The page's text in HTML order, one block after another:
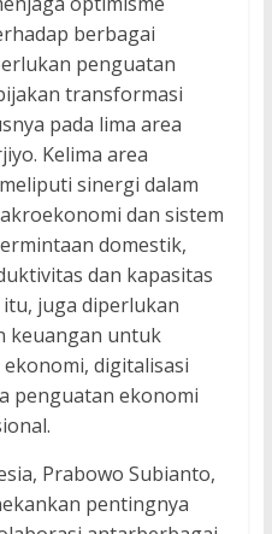
berbagai
penguatan
transformasi
pada lima area
Kelima area
sinergi dalam
dan sistem
domestik,
dan kapasitas
juga diperlukan
keuangan untuk
digitalisasi
penguatan ekonomi
Prabowo Subianto,
pentingnya